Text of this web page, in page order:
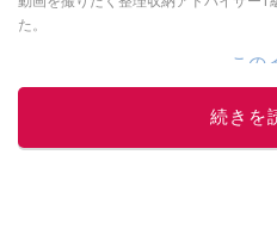
た。
この
続きを